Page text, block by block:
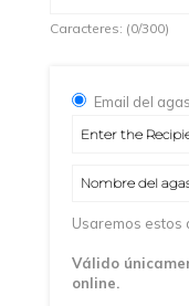
Caracteres: (0/300)
Email del
Usaremos estos
Válido
online.